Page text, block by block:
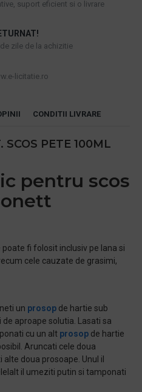
suport eficient si o livrare
zile de la achizitie
licitatie.ro
CONDITII LIVRARE
SCOS PETE 100ML
pentru scos
fi folosit inclusiv pe lana si
cele cauzate de grasimi,
un prosop de hartie sub
aproape solutia. Lasati sa
cu un alt prosop de hartie
Aruncati cele doua
alte doua prosoape. Unul il
il umeziti putin si tamponati